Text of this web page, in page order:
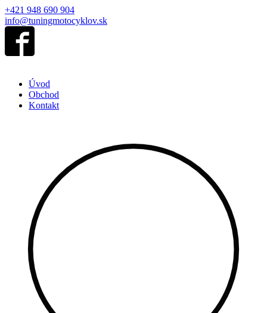
+421 948 690 904
info@tuningmotocyklov.sk
Úvod
Obchod
Kontakt